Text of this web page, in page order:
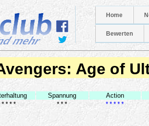
Home
Bewerten
Age of
Spannung
Action
**** *** *****